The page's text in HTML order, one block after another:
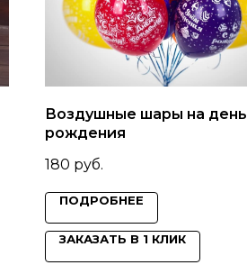
Воздушные шары на день
рождения
180 руб.
ПОДРОБНЕЕ
ЗАКАЗАТЬ В 1 КЛИК